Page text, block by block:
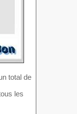
total de
les